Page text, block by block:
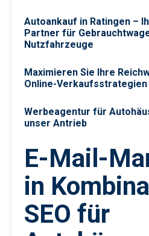
Autoankauf in Ratingen –
Partner für
Nutzfahrzeuge
Maximieren Sie Ihre
Online-
Werbeagentur für
unser Antrieb
E-Mail-
in
SEO für